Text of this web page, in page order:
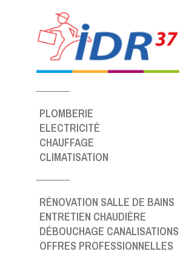
PLOMBERIE
ELECTRICITÉ
CHAUFFAGE
CLIMATISATION
RÉNOVATION SALLE DE BAINS
ENTRETIEN CHAUDIÈRE
DÉBOUCHAGE CANALISATIONS
OFFRES PROFESSIONNELLES